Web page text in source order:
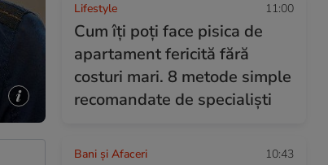
Lifestyle 11:00
Cum îți poți face pisica de
apartament fericită fără
costuri mari. 8 metode simple
recomandate de specialiști
Bani și Afaceri 10:43